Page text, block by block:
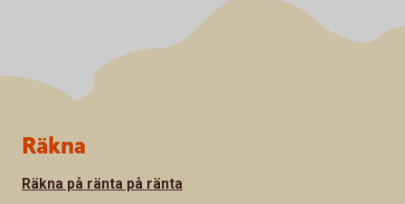
Sidfot
Räkna
Räkna på ränta på ränta